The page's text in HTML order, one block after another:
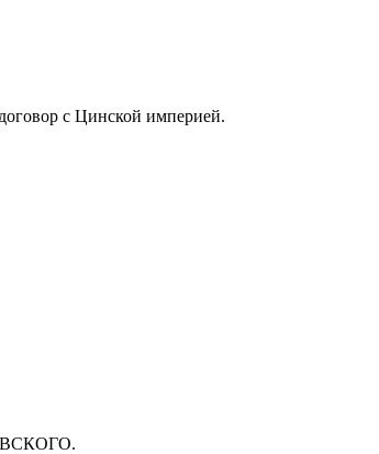
с Цинской империей.